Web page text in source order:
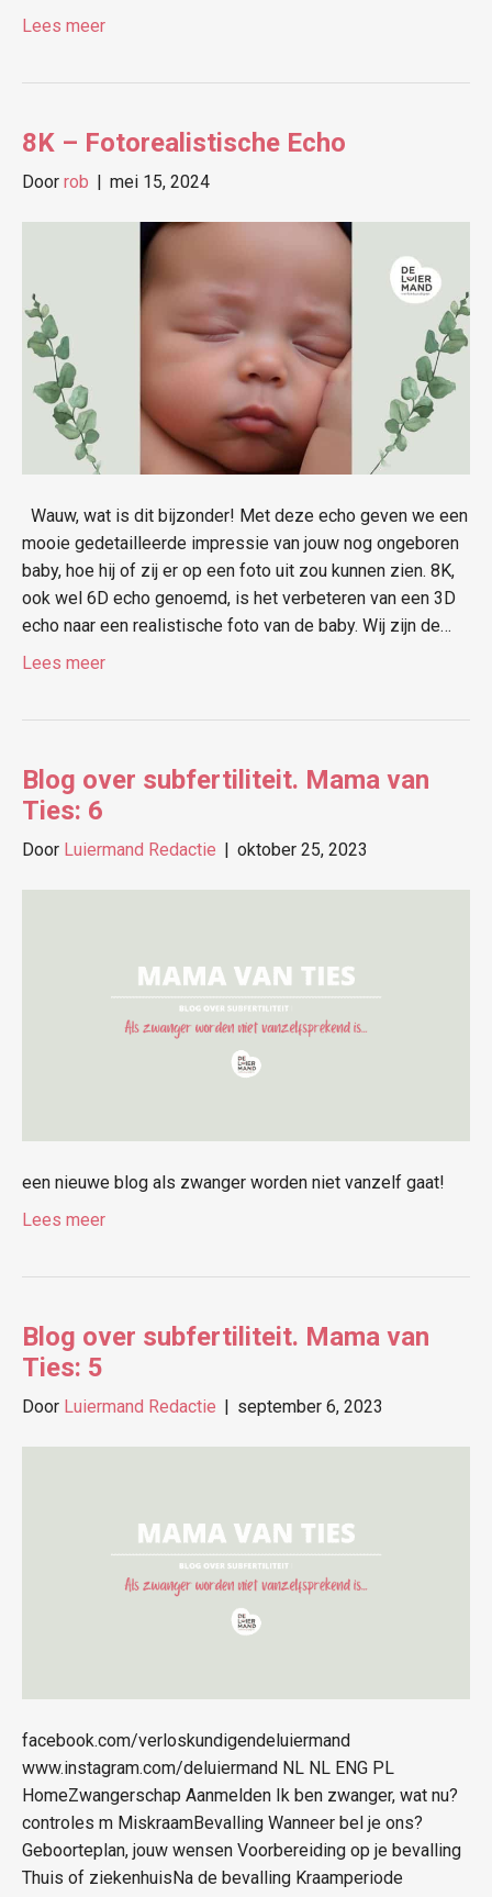
Lees meer
8K – Fotorealistische Echo
Door rob | mei 15, 2024
Wauw, wat is dit bijzonder! Met deze echo geven we een
mooie gedetailleerde impressie van jouw nog ongeboren
baby, hoe hij of zij er op een foto uit zou kunnen zien. 8K,
ook wel 6D echo genoemd, is het verbeteren van een 3D
echo naar een realistische foto van de baby. Wij zijn de…
Lees meer
Blog over subfertiliteit. Mama van
Ties: 6
Door Luiermand Redactie | oktober 25, 2023
een nieuwe blog als zwanger worden niet vanzelf gaat!
Lees meer
Blog over subfertiliteit. Mama van
Ties: 5
Door Luiermand Redactie | september 6, 2023
facebook.com/verloskundigendeluiermand
www.instagram.com/deluiermand NL NL ENG PL
HomeZwangerschap Aanmelden Ik ben zwanger, wat nu?
controles m MiskraamBevalling Wanneer bel je ons?
Geboorteplan, jouw wensen Voorbereiding op je bevalling
Thuis of ziekenhuisNa de bevalling Kraamperiode